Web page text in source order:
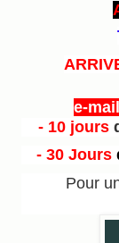
e-
- 10 jours
- 30 Jours
Pour